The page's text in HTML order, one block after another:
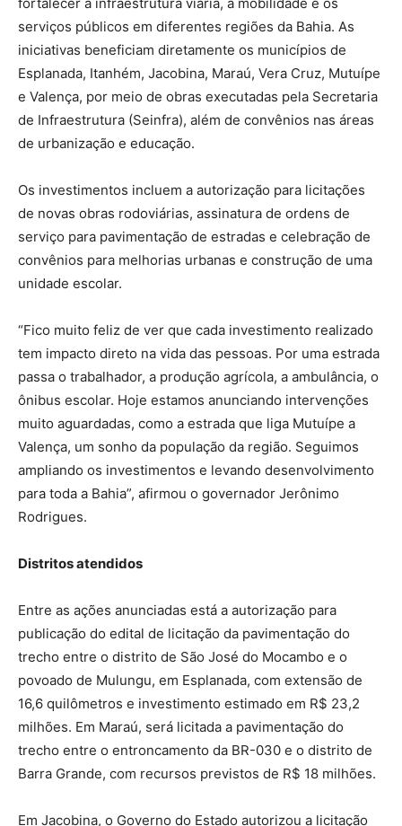
serviços públicos em diferentes regiões da Bahia. As
iniciativas beneficiam diretamente os municípios de
Esplanada, Itanhém, Jacobina, Maraú, Vera Cruz, Mutuípe
e Valença, por meio de obras executadas pela Secretaria
de Infraestrutura (Seinfra), além de convênios nas áreas
de urbanização e educação.
Os investimentos incluem a autorização para licitações
de novas obras rodoviárias, assinatura de ordens de
serviço para pavimentação de estradas e celebração de
convênios para melhorias urbanas e construção de uma
unidade escolar.
“Fico muito feliz de ver que cada investimento realizado
tem impacto direto na vida das pessoas. Por uma estrada
passa o trabalhador, a produção agrícola, a ambulância, o
ônibus escolar. Hoje estamos anunciando intervenções
muito aguardadas, como a estrada que liga Mutuípe a
Valença, um sonho da população da região. Seguimos
ampliando os investimentos e levando desenvolvimento
para toda a Bahia”, afirmou o governador Jerônimo
Rodrigues.
Distritos atendidos
Entre as ações anunciadas está a autorização para
publicação do edital de licitação da pavimentação do
trecho entre o distrito de São José do Mocambo e o
povoado de Mulungu, em Esplanada, com extensão de
16,6 quilômetros e investimento estimado em R$ 23,2
milhões. Em Maraú, será licitada a pavimentação do
trecho entre o entroncamento da BR-030 e o distrito de
Barra Grande, com recursos previstos de R$ 18 milhões.
Em Jacobina, o Governo do Estado autorizou a licitação